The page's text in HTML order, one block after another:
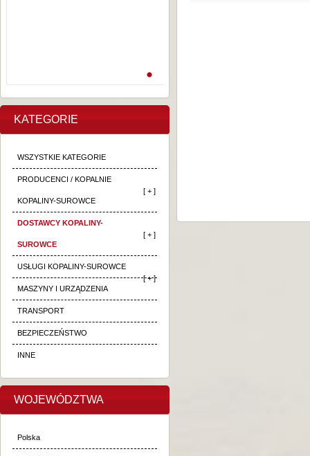
KATEGORIE
WSZYSTKIE KATEGORIE
PRODUCENCI / KOPALNIE
KOPALINY-SUROWCE
[ + ]
DOSTAWCY KOPALINY-
SUROWCE
[ + ]
USŁUGI KOPALINY-SUROWCE
[ + ]
MASZYNY I URZĄDZENIA
TRANSPORT
BEZPIECZEŃSTWO
INNE
WOJEWÓDZTWA
Polska